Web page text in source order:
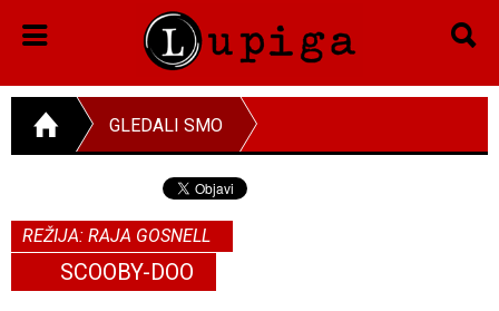
GLEDALI SMO
REŽIJA: RAJA GOSNELL
SCOOBY-DOO